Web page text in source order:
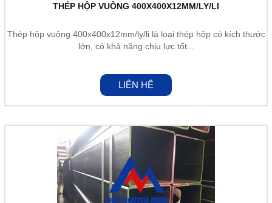
THÉP HỘP VUÔNG 400X400X12MM/LY/LI
Thép hộp vuông 400x400x12mm/ly/li là loại thép hộp có kích thước
lớn, có khả năng chịu lực tốt...
LIÊN HỆ